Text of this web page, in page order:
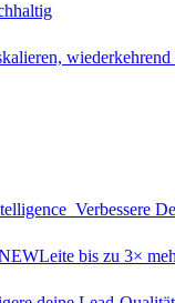
Verbessere
Leite bis zu 3×